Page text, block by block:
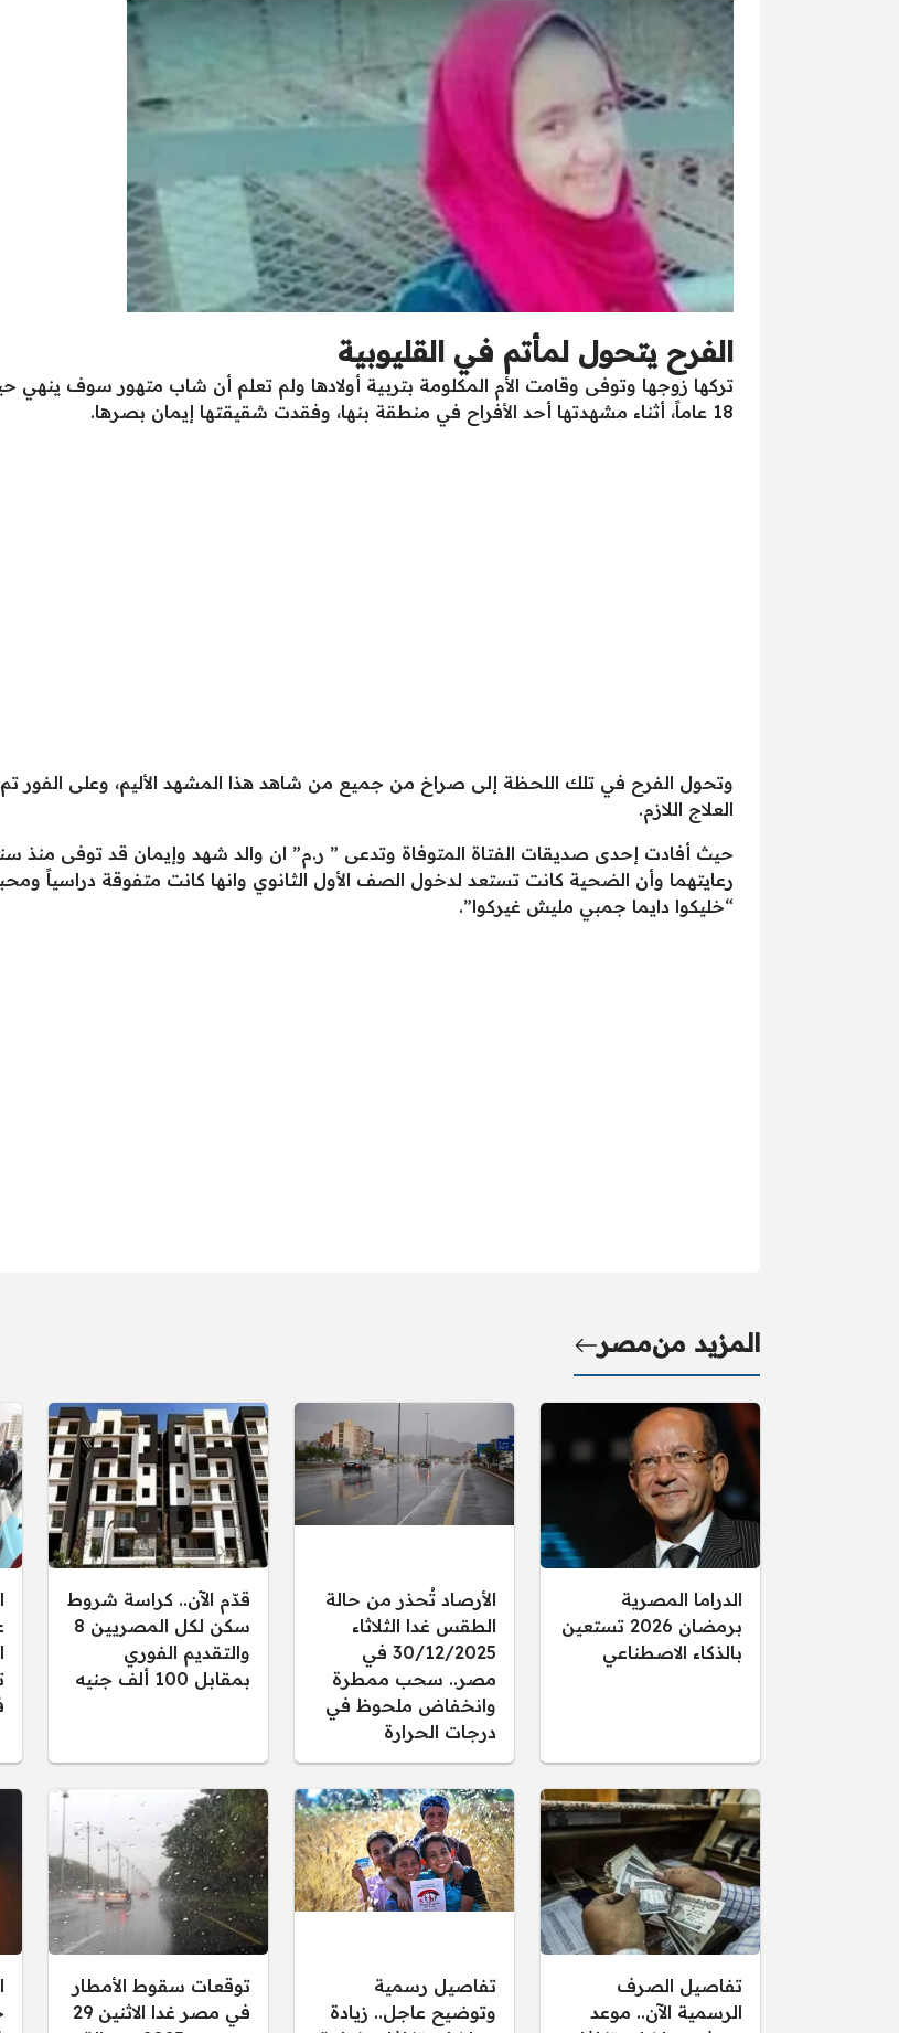
الفرح يتحول لمأتم في القليوبية
تركها زوجها وتوفى وقامت الأم المكلومة بتربية أولادها ولم تعلم أن شاب متهور سوف ينهي
18 عاماً، أثناء مشهدتها أحد الأفراح في منطقة بنها، وفقدت شقيقتها إيمان بصرها.
وتحول الفرح في تلك اللحظة إلى صراخ من جميع من شاهد هذا المشهد الأليم، وعلى
العلاج اللازم.
حيث أفادت إحدى صديقات الفتاة المتوفاة وتدعى ” ر.م” ان والد شهد وإيمان قد توفى منذ
رعايتهما وأن الضحية كانت تستعد لدخول الصف الأول الثانوي وانها كانت متفوقة دراسياً
“خليكوا دايما جمبي مليش غيركوا”.
المزيد منمصر
الدراما المصرية
برمضان 2026 تستعين
بالذكاء الاصطناعي
الأرصاد تُحذر من حالة
الطقس غدا الثلاثاء
30/12/2025 في
مصر.. سحب ممطرة
وانخفاض ملحوظ في
درجات الحرارة
قدّم الآن.. كراسة شروط
سكن لكل المصريين 8
والتقديم الفوري
بمقابل 100 ألف جنيه
تفاصيل الصرف
الرسمية الآن.. موعد
تفاصيل رسمية
وتوضيح عاجل.. زيادة
توقعات سقوط الأمطار
في مصر غدا الاثنين 29